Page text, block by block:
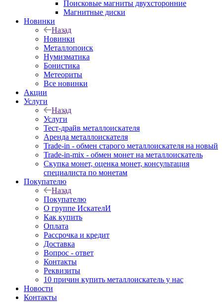
Поисковые магниты двухсторонние
Магнитные диски
Новинки
Назад
Новинки
Металлопоиск
Нумизматика
Бонистика
Метеориты
Все новинки
Акции
Услуги
Назад
Услуги
Тест-драйв металлоискателя
Аренда металлоискателя
Trade-in - обмен старого металлоискателя на новый
Trade-in-mix - обмен монет на металлоискатель
Скупка монет, оценка монет, консультация
специалиста по монетам
Покупателю
Назад
Покупателю
О группе ИскателИ
Как купить
Оплата
Рассрочка и кредит
Доставка
Вопрос - ответ
Контакты
Реквизиты
10 причин купить металлоискатель у нас
Новости
Контакты